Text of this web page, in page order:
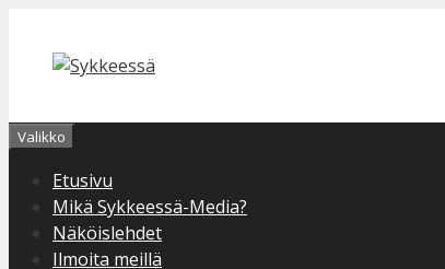
sisältöön
Valikko
Etusivu
Mikä Sykkeessä-Media?
Näköislehdet
Ilmoita meillä